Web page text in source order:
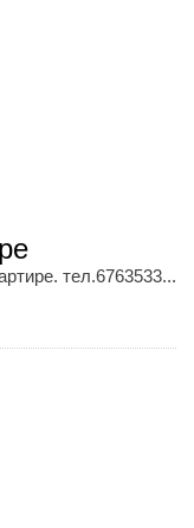
тел.6763533...